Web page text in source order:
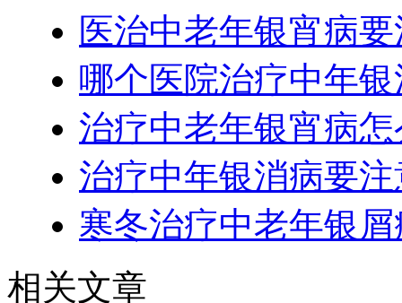
医治中老年银宵病
哪个医院治疗中年
治疗中老年银宵病
治疗中年银消病要
寒冬治疗中老年银
相关文章